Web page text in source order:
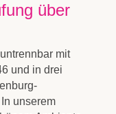
über
mit
und in drei
unserem